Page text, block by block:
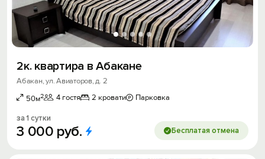
2к. квартира в Абакане
Абакан, ул. Авиаторов, д. 2
50м2 4 гостя 2 кровати Парковка
за 1 сутки
3 000 руб. Бесплатая отмена